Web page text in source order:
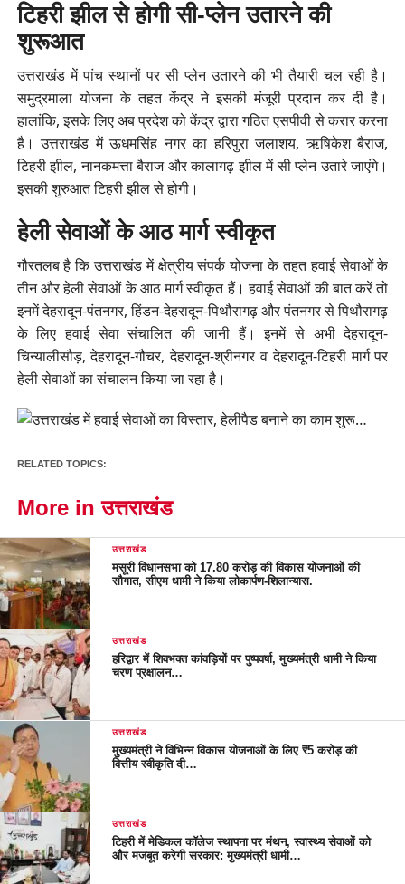
टिहरी झील से होगी सी-प्लेन उतारने की
शुरूआत
उत्तराखंड में पांच स्थानों पर सी प्लेन उतारने की भी तैयारी चल रही है।
समुद्रमाला योजना के तहत केंद्र ने इसकी मंजूरी प्रदान कर दी है।
हालांकि, इसके लिए अब प्रदेश को केंद्र द्वारा गठित एसपीवी से करार करना
है। उत्तराखंड में ऊधमसिंह नगर का हरिपुरा जलाशय, ऋषिकेश बैराज,
टिहरी झील, नानकमत्ता बैराज और कालागढ़ झील में सी प्लेन उतारे जाएंगे।
इसकी शुरुआत टिहरी झील से होगी।
हेली सेवाओं के आठ मार्ग स्वीकृत
गौरतलब है कि उत्तराखंड में क्षेत्रीय संपर्क योजना के तहत हवाई सेवाओं के
तीन और हेली सेवाओं के आठ मार्ग स्वीकृत हैं। हवाई सेवाओं की बात करें तो
इनमें देहरादून-पंतनगर, हिंडन-देहरादून-पिथौरागढ़ और पंतनगर से पिथौरागढ़
के लिए हवाई सेवा संचालित की जानी हैं। इनमें से अभी देहरादून-
चिन्यालीसौड़, देहरादून-गौचर, देहरादून-श्रीनगर व देहरादून-टिहरी मार्ग पर
हेली सेवाओं का संचालन किया जा रहा है।
RELATED TOPICS:
More in उत्तराखंड
उत्तराखंड
मसूरी विधानसभा को 17.80 करोड़ की विकास योजनाओं की
सौगात, सीएम धामी ने किया लोकार्पण-शिलान्यास.
उत्तराखंड
हरिद्वार में शिवभक्त कांवड़ियों पर पुष्पवर्षा, मुख्यमंत्री धामी ने किया
चरण प्रक्षालन…
उत्तराखंड
मुख्यमंत्री ने विभिन्न विकास योजनाओं के लिए ₹5 करोड़ की
वित्तीय स्वीकृति दी…
उत्तराखंड
टिहरी में मेडिकल कॉलेज स्थापना पर मंथन, स्वास्थ्य सेवाओं को
और मजबूत करेगी सरकार: मुख्यमंत्री धामी…